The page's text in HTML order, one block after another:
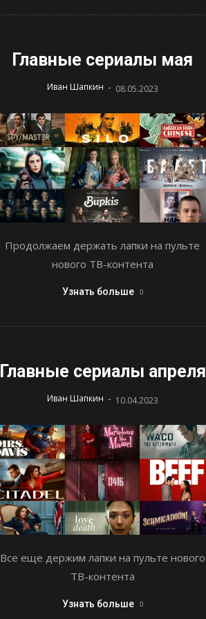
Главные сериалы мая
Иван Шапкин - 08.05.2023
Продолжаем держать лапки на пульте
нового ТВ-контента
Узнать больше
сериалы апреля
Иван Шапкин - 10.04.2023
Все еще держим лапки на пульте нового
ТВ-контента
Узнать больше